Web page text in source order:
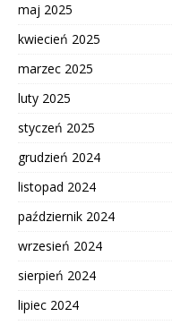
maj 2025
kwiecień 2025
marzec 2025
luty 2025
styczeń 2025
grudzień 2024
listopad 2024
październik 2024
wrzesień 2024
sierpień 2024
lipiec 2024